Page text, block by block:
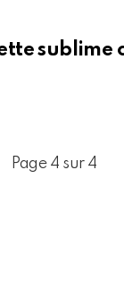
sublime
Page 4 sur 4